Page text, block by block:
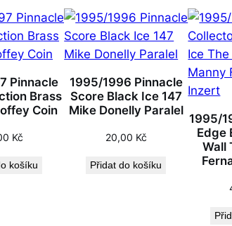
Pinnacle
Brass
Coin
Kč
košíku
1995/1996 Pinnacle
Score Black Ice 147
Mike Donelly Paralel
20,00 Kč
Přidat do košíku
1995/
Edge
Wall